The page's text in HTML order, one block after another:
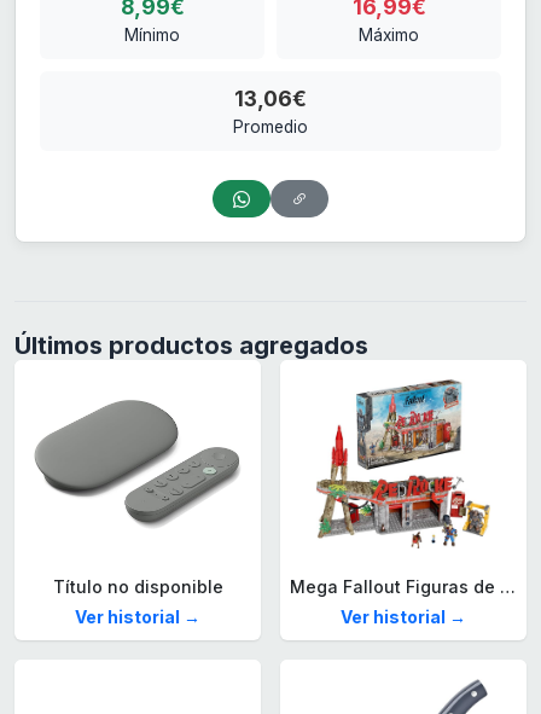
8,99€
Mínimo
16,99€
Máximo
13,06€
Promedio
Últimos productos agregados
Título no disponible
Ver historial →
Mega Fallout Figuras de acción y Juguetes de construcción, Parada de Camiones Red Rocket con 824 Piezas, 2 Personajes articulados y Accesorios, para coleccionistas, HXT00
Ver historial →